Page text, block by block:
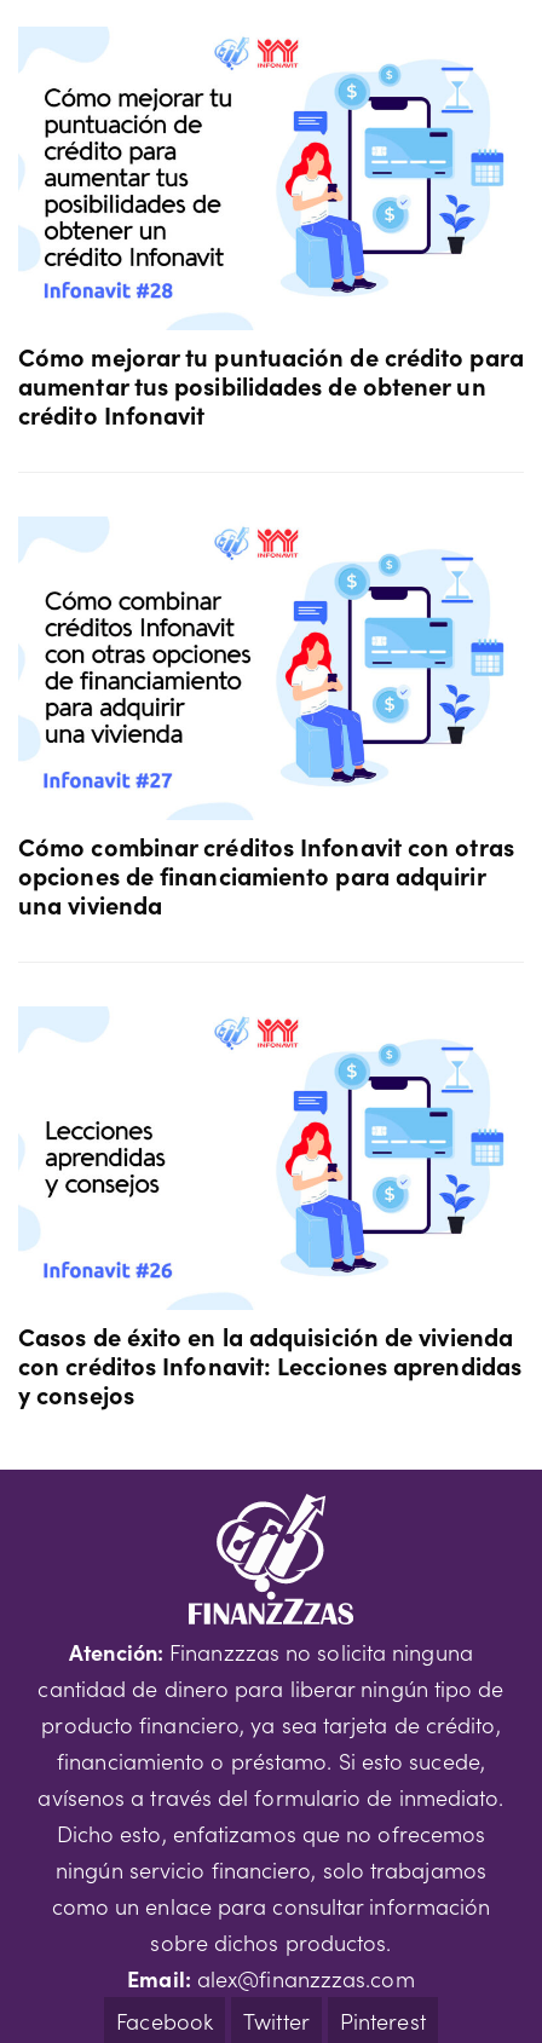
Cómo mejorar tu puntuación de crédito para
aumentar tus posibilidades de obtener un
crédito Infonavit
Cómo combinar créditos Infonavit con otras
opciones de financiamiento para adquirir
una vivienda
Casos de éxito en la adquisición de vivienda
con créditos Infonavit: Lecciones aprendidas
y consejos
Atención: Finanzzzas no solicita ninguna
cantidad de dinero para liberar ningún tipo de
producto financiero, ya sea tarjeta de crédito,
financiamiento o préstamo. Si esto sucede,
avísenos a través del formulario de inmediato.
Dicho esto, enfatizamos que no ofrecemos
ningún servicio financiero, solo trabajamos
como un enlace para consultar información
sobre dichos productos.
Email: alex@finanzzzas.com
Facebook
Twitter Pinterest